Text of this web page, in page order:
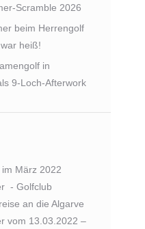
Scramble 2026
beim Herrengolf
heiß!
in
9-Loch-Afterwork
März 2022
- Golfclub
an die Algarve
vom 13.03.2022 –